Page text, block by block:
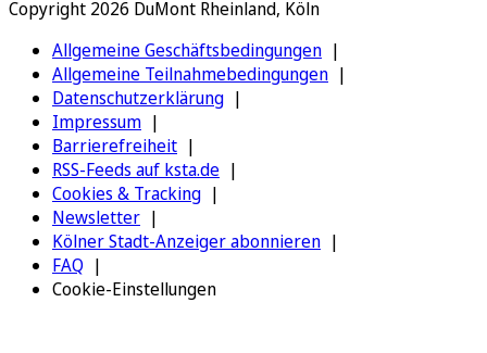
Copyright 2026 DuMont Rheinland, Köln
Allgemeine Geschäftsbedingungen
Allgemeine Teilnahmebedingungen
Datenschutzerklärung
Impressum
Barrierefreiheit
RSS-Feeds auf ksta.de
Cookies & Tracking
Newsletter
Kölner Stadt-Anzeiger abonnieren
FAQ
Cookie-Einstellungen